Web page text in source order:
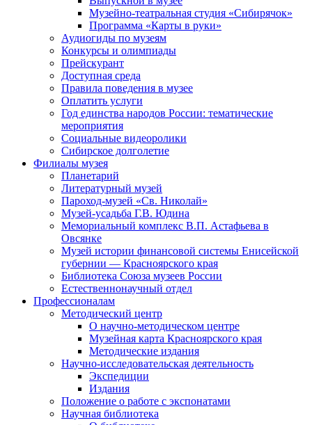
Музейно-театральная студия «Сибирячок»
Программа «Карты в руки»
Аудиогиды по музеям
Конкурсы и олимпиады
Прейскурант
Доступная среда
Правила поведения в музее
Оплатить услуги
Год единства народов России: тематические
мероприятия
Социальные видеоролики
Сибирское долголетие
Филиалы музея
Планетарий
Литературный музей
Пароход-музей «Св. Николай»
Музей-усадьба Г.В. Юдина
Мемориальный комплекс В.П. Астафьева в
Овсянке
Музей истории финансовой системы Енисейской
губернии — Красноярского края
Библиотека Союза музеев России
Естественнонаучный отдел
Профессионалам
Методический центр
О научно-методическом центре
Музейная карта Красноярского края
Методические издания
Научно-исследовательская деятельность
Экспедиции
Издания
Положение о работе с экспонатами
Научная библиотека